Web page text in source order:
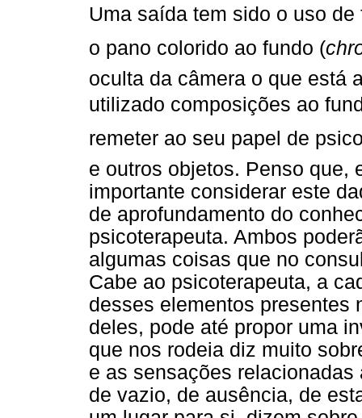
Uma saída tem sido o uso de
o pano colorido ao fundo (
oculta da câmera o que está
utilizado composições ao
remeter ao seu papel de
e outros objetos. Penso que,
importante considerar este
de aprofundamento do
psicoterapeuta. Ambos
algumas coisas que no
Cabe ao psicoterapeuta, a
desses elementos presentes
deles, pode até propor uma
que nos rodeia diz muito
e as sensações
de vazio, de ausência, de